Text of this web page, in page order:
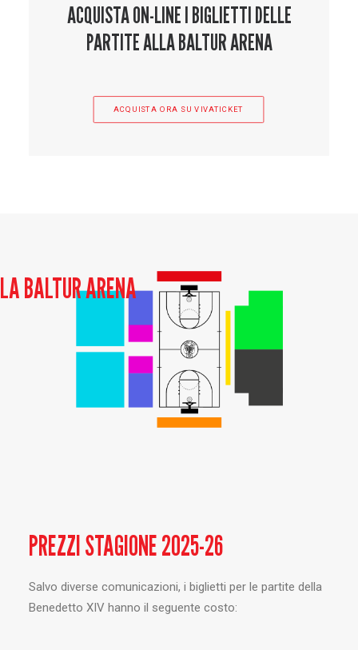
ACQUISTA ON-LINE I BIGLIETTI DELLE
PARTITE ALLA BALTUR ARENA
ACQUISTA ORA SU VIVATICKET
LA BALTUR ARENA
PREZZI STAGIONE 2025-26
Salvo diverse comunicazioni, i biglietti per le partite della
Benedetto XIV hanno il seguente costo: